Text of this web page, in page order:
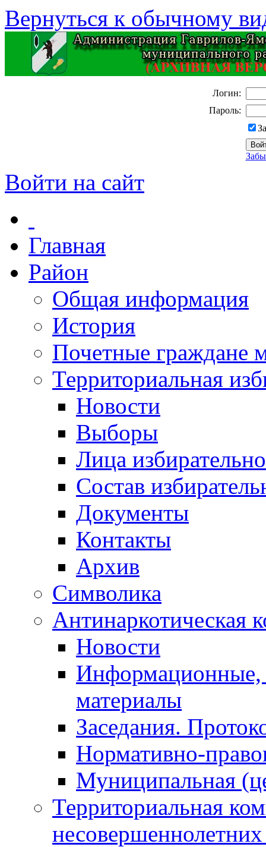
Вернуться к обычному
Логин:
Пароль:
Войти на сайт
Главная
Район
Общая информация
История
Почетные граждане
Территориальная
Новости
Выборы
Лица
Состав
Документы
Контакты
Архив
Символика
Антинаркотическая
Новости
Информационные,
материалы
Заседания.
Нормативно-
Муниципальная
Территориальная